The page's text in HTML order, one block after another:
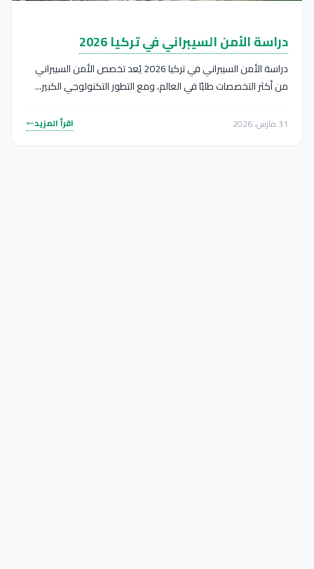
دراسة الأمن السيبراني في تركيا 2026
دراسة الأمن السيبراني في تركيا 2026 يُعد تخصص الأمن السيبراني
من أكثر التخصصات طلبًا في العالم، ومع التطور التكنولوجي الكبير...
31 مارس، 2026 اقرأ المزيد